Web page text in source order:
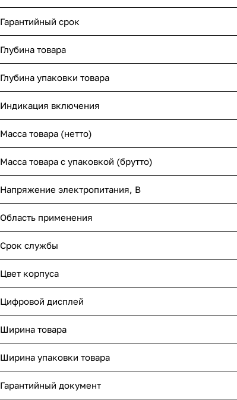
Гарантийный срок
Глубина товара
Глубина упаковки товара
Индикация включения
Масса товара (нетто)
Масса товара с упаковкой (брутто)
Напряжение электропитания, В
Область применения
Срок службы
Цвет корпуса
Цифровой дисплей
Ширина товара
Ширина упаковки товара
Гарантийный документ